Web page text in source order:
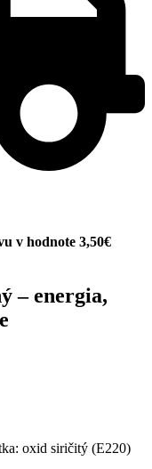
v hodnote 3,50€
– energia,
oxid siričitý (E220)